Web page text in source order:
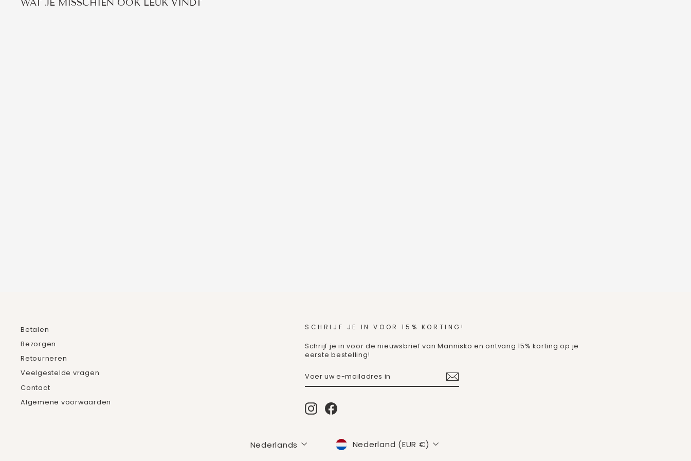
WAT JE MISSCHIEN OOK LEUK VINDT
Betalen
Bezorgen
Retourneren
Veelgestelde vragen
Contact
Algemene voorwaarden
SCHRIJF JE IN VOOR 15% KORTING!
Schrijf je in voor de nieuwsbrief van Mannisko en ontvang 15% korting op je
eerste bestelling!
UW
InstagramFacebook
TAAL
Nederlands MUNTEENHEID
Nederland (EUR €)